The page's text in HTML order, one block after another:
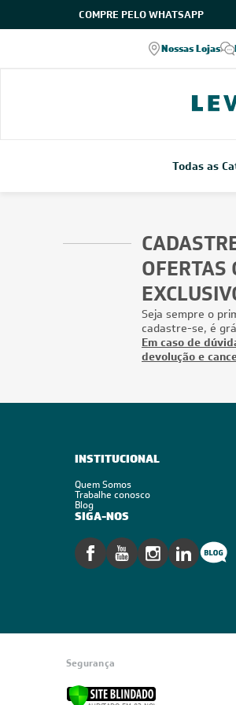
COMPRE PELO WHATSAPP
Nossas Lojas
Entrega em todo o Brasil
verifique as modalidades
Todas as
OFERTAS
Seja sempre o
cadastre-se, é
Em caso de
devolução e
INSTITUCIONAL
Quem Somos
Trabalhe conosco
Blog
SIGA-NOS
Segurança